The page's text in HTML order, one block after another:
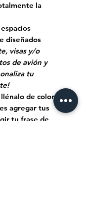
la
diseñados
visas y/o
de avión y
tu
de color...
agregar tus
tu frase de